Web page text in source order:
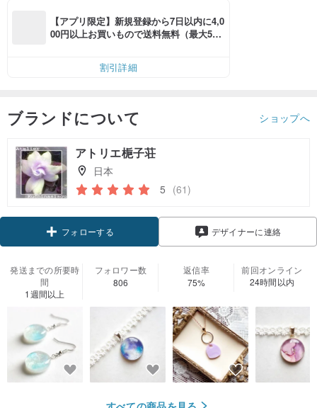
【アプリ限定】新規登録から7日以内に4,0
00円以上お買いもので送料無料（最大500
割引詳細
ブランドについて ショップへ
アトリエ梔子荘
日本
5 (61)
フォローする
デザイナーに連絡
発送までの所要時
間
1週間以上
フォロワー数
806
返信率
75%
前回オンライン
24時間以内